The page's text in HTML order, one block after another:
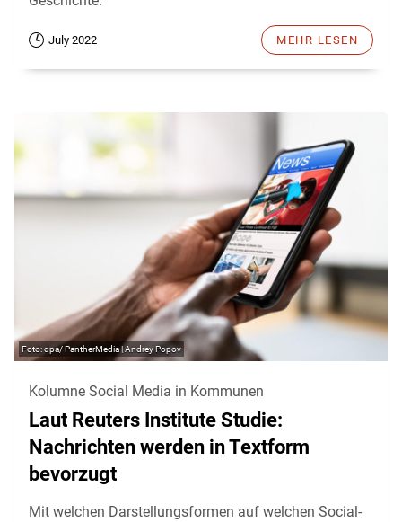
July 2022 MEHR LESEN
dpa/ PantherMedia | Andrey Popov
Kolumne Social Media in Kommunen
Laut Reuters Institute Studie:
Nachrichten werden in Textform
bevorzugt
Mit welchen Darstellungsformen auf welchen Social-